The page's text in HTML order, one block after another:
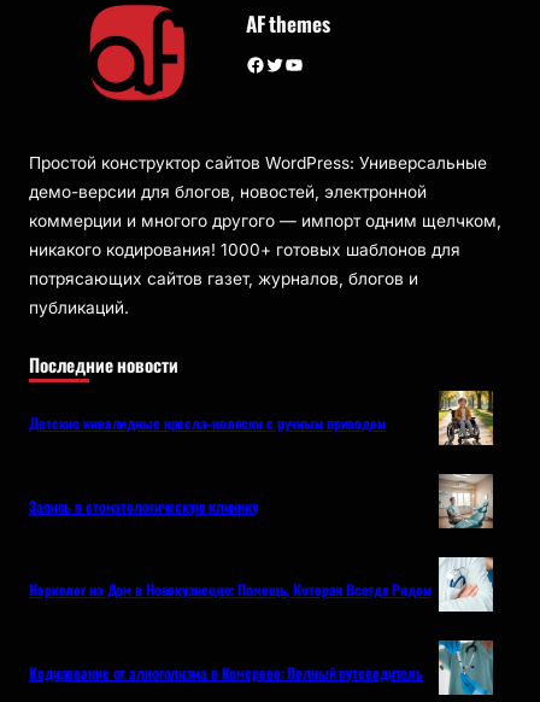
AF themes
Facebook Twitter YouTube
Простой конструктор сайтов WordPress: Универсальные
демо-версии для блогов, новостей, электронной
коммерции и многого другого — импорт одним щелчком,
никакого кодирования! 1000+ готовых шаблонов для
потрясающих сайтов газет, журналов, блогов и
публикаций.
Последние новости
Детские инвалидные кресла-коляски с ручным приводом
Запись в стоматологическую клинику
Нарколог на Дом в Новокузнецке: Помощь, Которая Всегда Рядом
Кодирование от алкоголизма в Кемерово: Полный путеводитель